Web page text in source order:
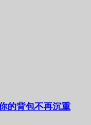
的背包不再沉重